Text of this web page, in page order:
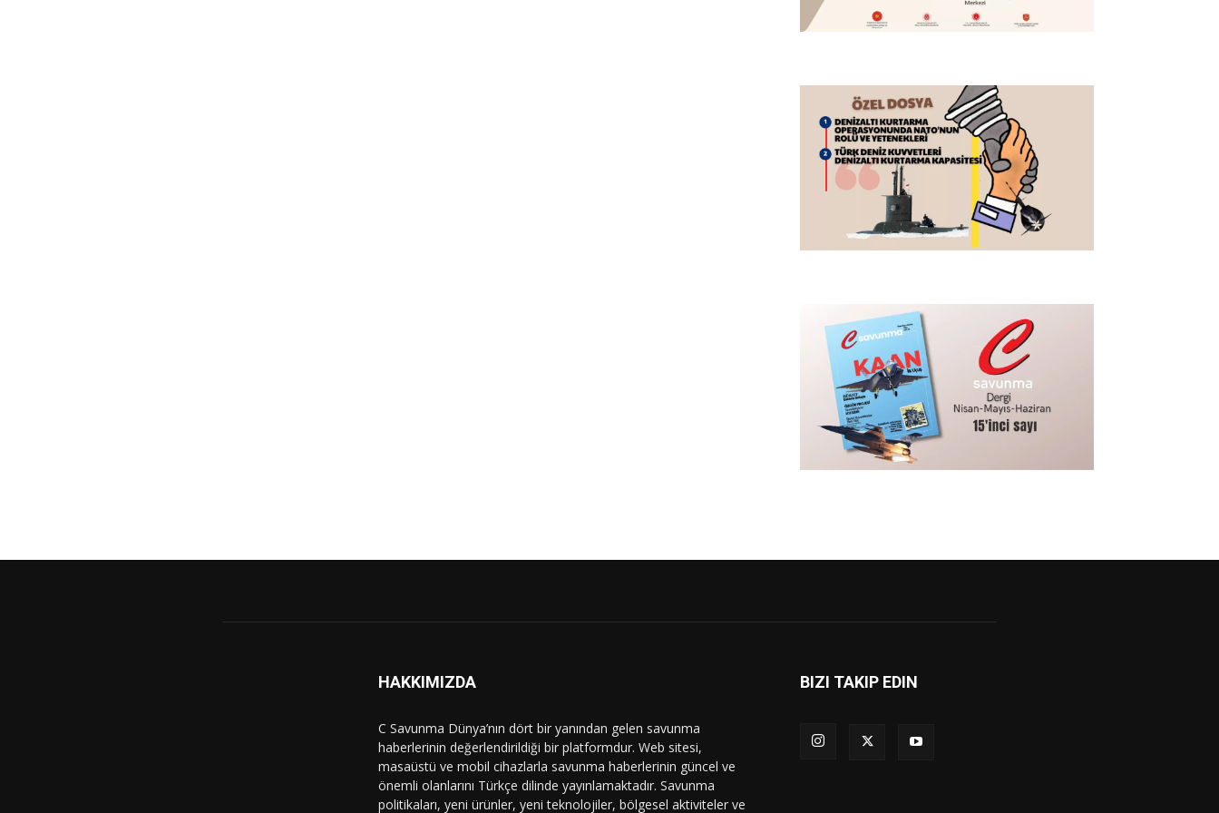
HAKKIMIZDA
C Savunma Dünya’nın dört bir yanından gelen savunma
haberlerinin değerlendirildiği bir platformdur. Web sitesi,
masaüstü ve mobil cihazlarla savunma haberlerinin güncel ve
önemli olanlarını Türkçe dilinde yayınlamaktadır. Savunma
politikaları, yeni ürünler, yeni teknolojiler, bölgesel aktiviteler ve
BIZI TAKIP EDIN